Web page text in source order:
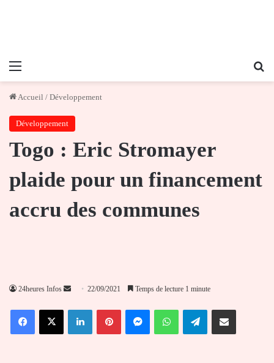
Menu
Accueil / Développement
Développement
Togo : Eric Stromayer
plaide pour un financement
accru des communes
24heures Infos
Envoyer
courriel
22/09/2021 Temps de lecture 1 minute
FacebookX LinkedinPinterestMessengerWhatsAppTelegramPartager par email